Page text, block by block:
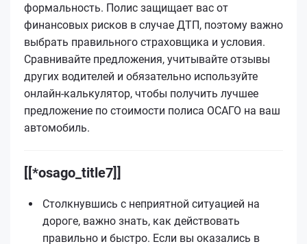
формальность. Полис защищает вас от
финансовых рисков в случае ДТП, поэтому важно
выбрать правильного страховщика и условия.
Сравнивайте предложения, учитывайте отзывы
других водителей и обязательно используйте
онлайн-калькулятор, чтобы получить лучшее
предложение по стоимости полиса ОСАГО на ваш
автомобиль.
[[*osago_title7]]
Столкнувшись с неприятной ситуацией на
дороге, важно знать, как действовать
правильно и быстро. Если вы оказались в